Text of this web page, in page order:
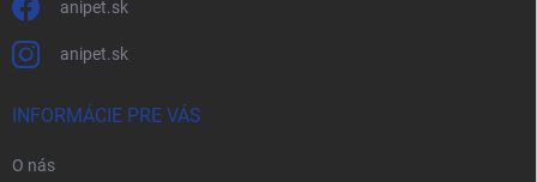
anipet.sk
anipet.sk
INFORMÁCIE PRE VÁS
O nás